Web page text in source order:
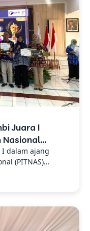
Juara I
Nasional
I dalam ajang
(PITNAS)